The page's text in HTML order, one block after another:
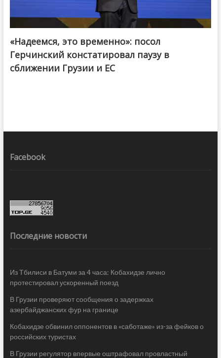
«Надеемся, это временно»: посол
Герчинский констатировал паузу в
сближении Грузии и ЕС
Facebook
Последние новости
Из Тбилиси в Батуми за 4 часа: Кобахидзе лично
протестировал ускоренный поезд
В Грузии проверяют сообщения о задержках
азербайджанских фур на границе
Кобахидзе обвинил оппонентов в «саботаже» из-за фейков о
российских туристах
В Грузии регулятор впервые оштрафовал провластный